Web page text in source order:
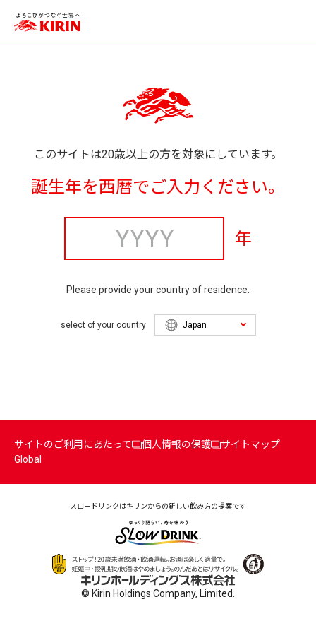
このサイトは20歳以上の方を対象にしています。
誕生年を西暦でご入力ください。
年
Please provide your country of residence.
select of your country
サイトのご利用にあたって 個人情報の保護
サイトマップ
Global
スロードリンクはキリンからの新しい飲み方の提案です
© Kirin Holdings Company, Limited.